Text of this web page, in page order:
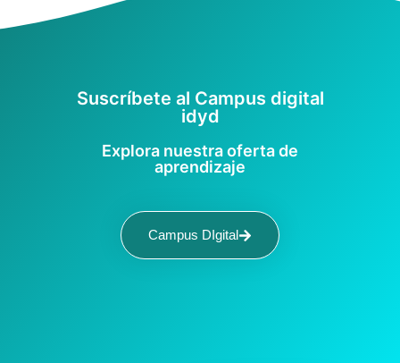
Suscríbete al Campus digital
idyd
Explora nuestra oferta de
aprendizaje
Campus DIgital